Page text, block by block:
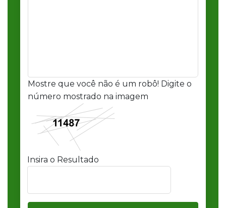
Mostre que você não é um robô! Digite o
número mostrado na imagem
Insira o Resultado